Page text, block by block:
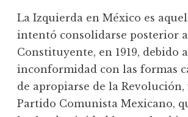
La Izquierda en México es
intentó consolidarse posterior
Constituyente, en 1919, debido
inconformidad con las formas
de apropiarse de la
Partido Comunista Mexicano,